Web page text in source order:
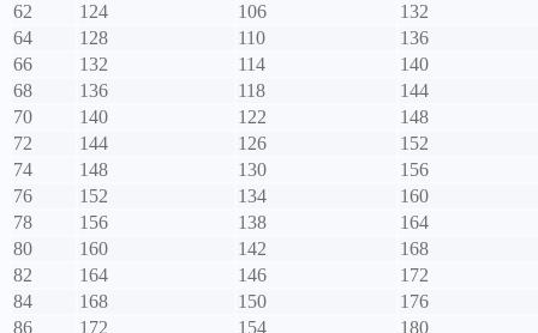
62
124 106
132
64
128 110
136
66
132 114
140
68
136 118
144
70
140 122
148
72
144 126
152
74
148 130
156
76
152 134
160
78
156 138
164
80
160 142
168
82
164 146
172
84
168 150
176
86
172 154
180